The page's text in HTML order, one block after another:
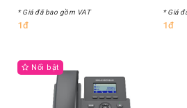
* Giá đã bao gồm VAT
1đ
* Giá
1đ
Nổi bật